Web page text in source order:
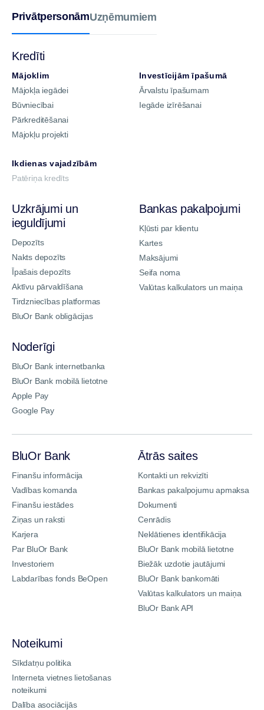
PrivātpersonāmUzņēmumiem
Kredīti
Mājoklim
Mājokļa iegādei
Būvniecībai
Pārkreditēšanai
Mājokļu projekti
Investīcijām īpašumā
Ārvalstu īpašumam
Iegāde izīrēšanai
Ikdienas vajadzībām
Patēriņa kredīts
Uzkrājumi un
ieguldījumi
Depozīts
Nakts depozīts
Īpašais depozīts
Aktīvu pārvaldīšana
Tirdzniecības platformas
BluOr Bank obligācijas
Bankas pakalpojumi
Kļūsti par klientu
Kartes
Maksājumi
Seifa noma
Valūtas kalkulators un maiņa
Noderīgi
BluOr Bank internetbanka
BluOr Bank mobilā lietotne
Apple Pay
Google Pay
BluOr Bank
Finanšu informācija
Vadības komanda
Finanšu iestādes
Ziņas un raksti
Karjera
Par BluOr Bank
Investoriem
Labdarības fonds BeOpen
Ātrās saites
Kontakti un rekvizīti
Bankas pakalpojumu apmaksa
Dokumenti
Cenrādis
Neklātienes identifikācija
BluOr Bank mobilā lietotne
Biežāk uzdotie jautājumi
BluOr Bank bankomāti
Valūtas kalkulators un maiņa
BluOr Bank API
Noteikumi
Sīkdatņu politika
Interneta vietnes lietošanas
noteikumi
Dalība asociācijās